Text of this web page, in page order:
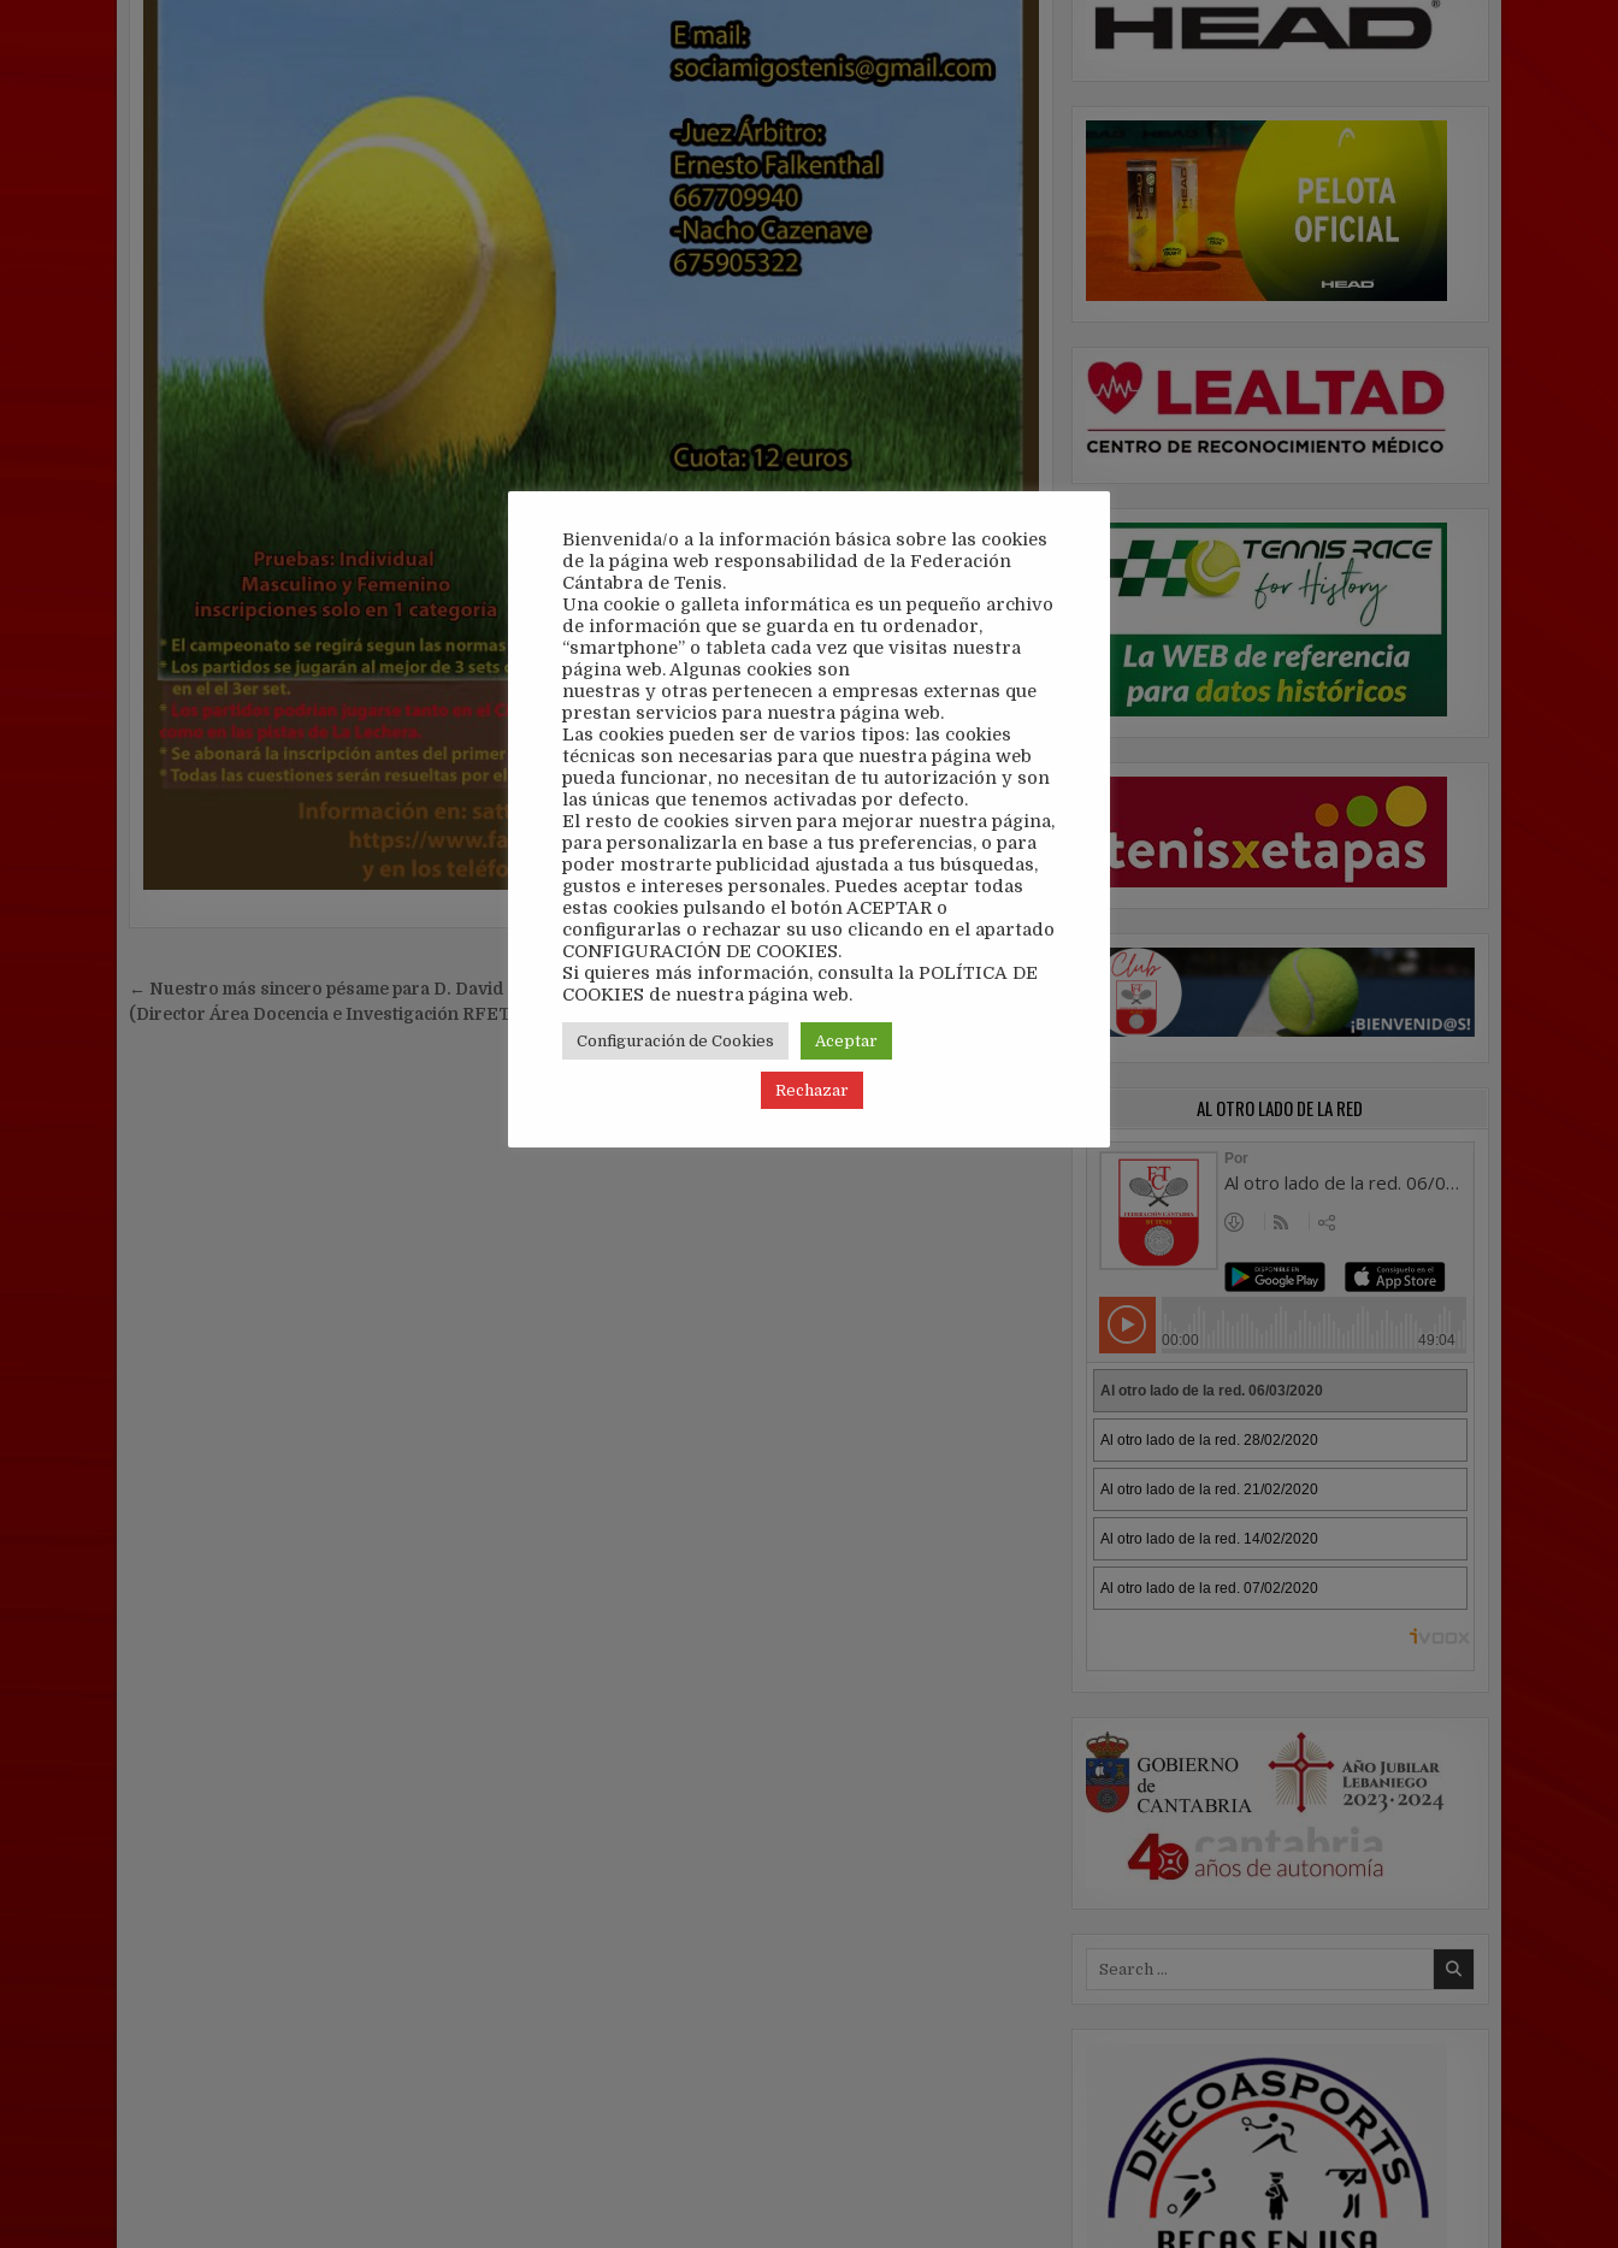
Navegación
de
Se suspende la fase autonómica de la Babolat Cup,
← Nuestro más sincero pésame para D. David Sanz
(Director Área Docencia e Investigación RFET)
AL OTRO LADO DE LA RED
Bienvenida/o a la información básica sobre las cookies
de la página web responsabilidad de la Federación
Cántabra de Tenis.
Una cookie o galleta informática es un pequeño archivo
de información que se guarda en tu ordenador,
“smartphone” o tableta cada vez que visitas nuestra
página web. Algunas cookies son
nuestras y otras pertenecen a empresas externas que
prestan servicios para nuestra página web.
Las cookies pueden ser de varios tipos: las cookies
técnicas son necesarias para que nuestra página web
pueda funcionar, no necesitan de tu autorización y son
las únicas que tenemos activadas por defecto.
El resto de cookies sirven para mejorar nuestra página,
para personalizarla en base a tus preferencias, o para
poder mostrarte publicidad ajustada a tus búsquedas,
gustos e intereses personales. Puedes aceptar todas
estas cookies pulsando el botón ACEPTAR o
configurarlas o rechazar su uso clicando en el apartado
CONFIGURACIÓN DE COOKIES.
Si quieres más información, consulta la POLÍTICA DE
COOKIES de nuestra página web.
Configuración de Cookies Aceptar
Rechazar